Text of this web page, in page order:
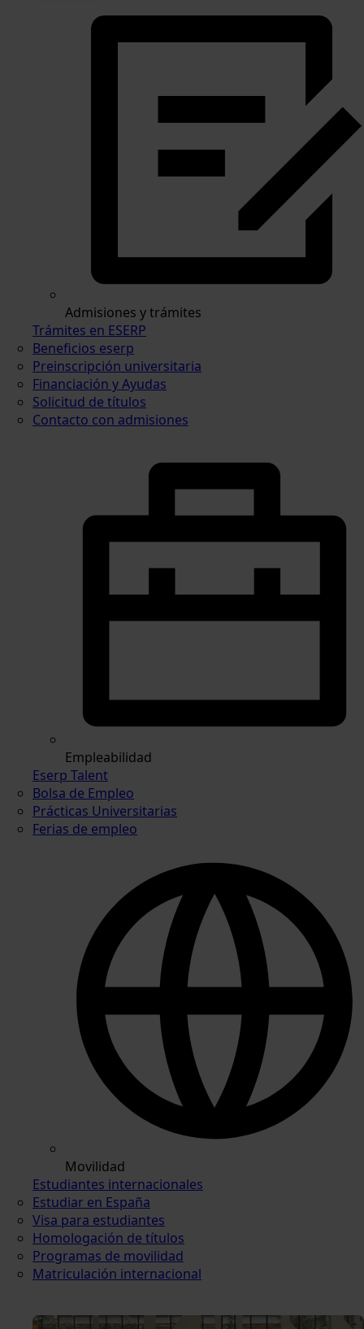
Admisiones y trámites
Trámites en ESERP
Beneficios eserp
Preinscripción universitaria
Financiación y Ayudas
Solicitud de títulos
Contacto con admisiones
Empleabilidad
Eserp Talent
Bolsa de Empleo
Prácticas Universitarias
Ferias de empleo
Movilidad
Estudiantes internacionales
Estudiar en España
Visa para estudiantes
Homologación de títulos
Programas de movilidad
Matriculación internacional